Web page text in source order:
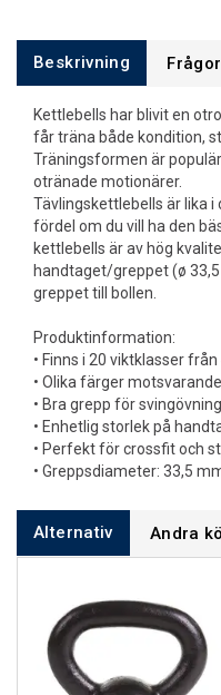
Beskrivning
Kettlebells har blivit en
får träna både kondition,
Träningsformen är
otränade motionärer.
Tävlingskettlebells är lika
fördel om du vill ha den
kettlebells är av hög
handtaget/greppet (ø
greppet till bollen.
Produktinformation:
• Finns i 20 viktklasser
• Olika färger
• Bra grepp för
• Enhetlig storlek på
• Perfekt för crossfit och
• Greppsdiameter: 33,5
Alternativ Andra